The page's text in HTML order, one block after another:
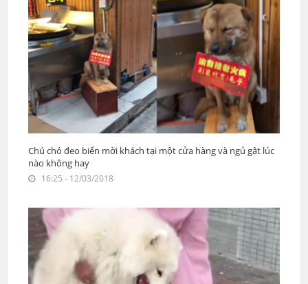
Chú chó đeo biển mời khách tại một cửa hàng và ngủ gật lúc
nào không hay
16:25 - 12/03/2018